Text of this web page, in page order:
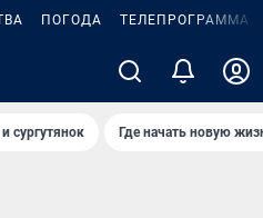
ПОГОДА ТЕЛЕПРОГРАММА
сургутянок Где начать новую